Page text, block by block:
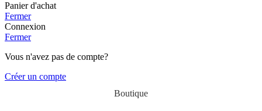
Panier d'achat
Fermer
Connexion
Fermer
Vous n'avez pas de compte?
Créer un compte
Boutique